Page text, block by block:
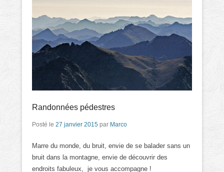
Randonnées pédestres
Posté le 27 janvier 2015 par Marco
Marre du monde, du bruit, envie de se balader sans un
bruit dans la montagne, envie de découvrir des
endroits fabuleux, je vous accompagne !